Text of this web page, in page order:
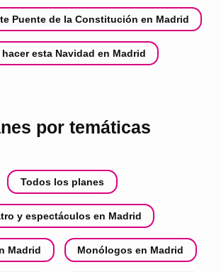
Puente de la Constitución en Madrid
hacer esta Navidad en Madrid
por temáticas
Todos los planes
y espectáculos en Madrid
Madrid Monólogos en Madrid